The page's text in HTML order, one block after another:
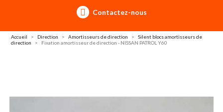
Contactez-nous
Accueil Direction Amortisseurs de direction
Silent blocs amortisseurs de
direction
Fixation amortisseur de direction - NISSAN PATROL Y60